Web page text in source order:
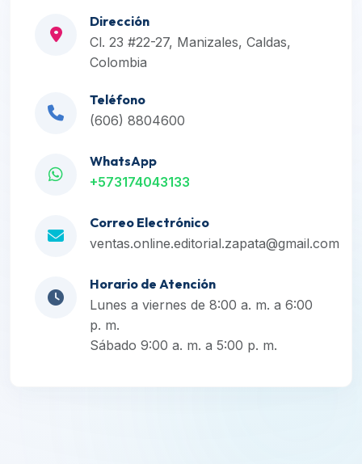
Dirección
Cl. 23 #22-27, Manizales, Caldas,
Colombia
Teléfono
(606) 8804600
WhatsApp
+573174043133
Correo Electrónico
ventas.online.editorial.zapata@gmail.com
Horario de Atención
Lunes a viernes de 8:00 a. m. a 6:00
p. m.
Sábado 9:00 a. m. a 5:00 p. m.